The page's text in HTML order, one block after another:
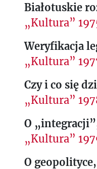
Białotuskie
„Kultura”
Weryfikacja
„Kultura”
Czy i co się
„Kultura”
O
„Kultura”
O